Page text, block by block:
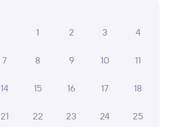
Туту о поездах
отзывы и не удаляем
• Поезд 013Н «Новокузнецк»
1
2 3 4
7 8 9 10 11
14 15 16 17 18
21 22 23 24 25